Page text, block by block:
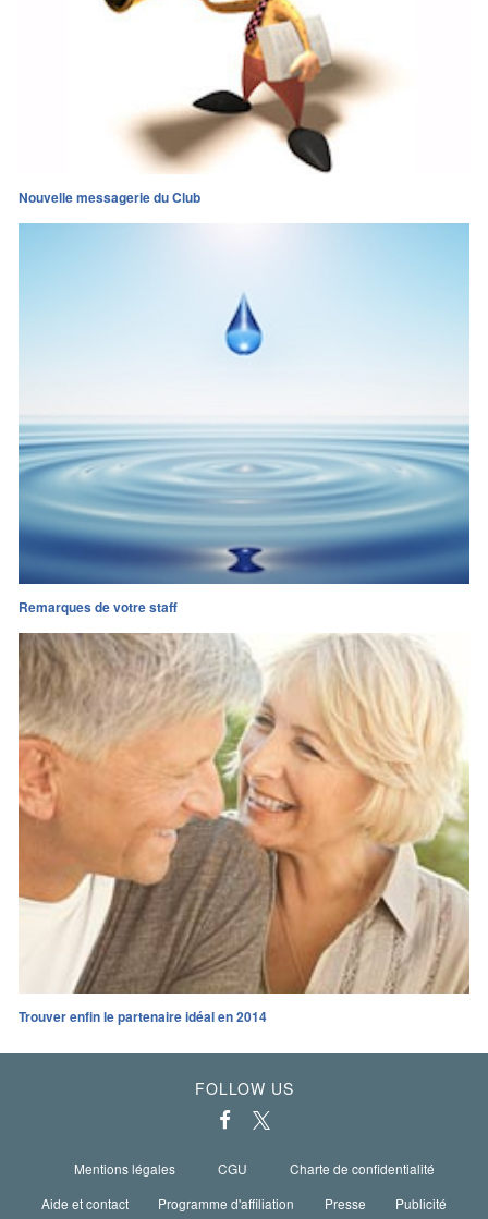
Nouvelle messagerie du Club
Remarques de votre staff
Trouver enfin le partenaire idéal en 2014
FOLLOW US
Mentions légales CGU
Charte de confidentialité
Aide et contact
Programme d'affiliation Presse Publicité